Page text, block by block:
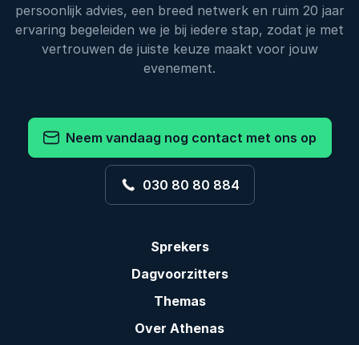
persoonlijk advies, een breed netwerk en ruim 20 jaar
ervaring begeleiden we je bij iedere stap, zodat je met
vertrouwen de juiste keuze maakt voor jouw
evenement.
Neem vandaag nog contact met ons op
030 80 80 884
Sprekers
Dagvoorzitters
Themas
Over Athenas